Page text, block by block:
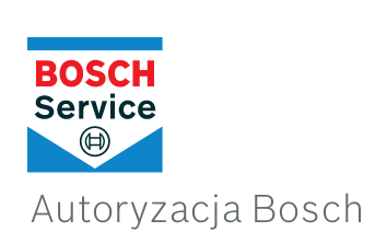
Autoryzacja Bosch